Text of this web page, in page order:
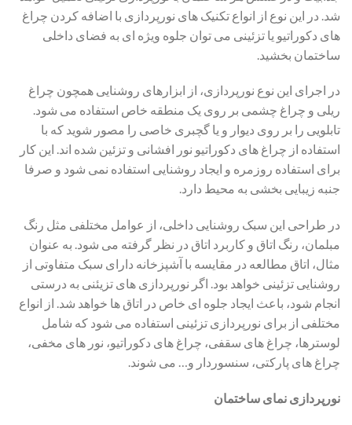
شد. در این نوع از انواع تکنیک های نورپردازی با اضافه کردن چراغ
های دکوراتیو یا تزئینی می توان جلوه ویژه ای به فضای داخلی
ساختمان بخشید.
در اجرای این نوع نورپردازی، از ابزارهای روشنایی همچون چراغ
ریلی و چراغ چشمی بر روی یک منطقه خاص استفاده می شود.
تابلویی را بر روی دیوار و یا گچبری خاصی را مصور شوید که با
استفاده از چراغ های دکوراتیو نور افشانی و تزئین شده اند. این کار
برای استفاده روزمره و ایجاد روشنایی استفاده نمی شود و صرفا
جنبه زیبایی بخشی به محیط دارد.
در طراحی این سبک روشنایی داخلی، از عوامل مختلفی مثل رنگ
مبلمان، رنگ اتاق و کاربرد اتاق در نظر گرفته می شود. به عنوان
مثال، اتاق مطالعه در مقایسه با آشپزخانه دارای سبک متفاوتی از
روشنایی تزئینی خواهد بود. اگر نورپردازی های تزیئنی به درستی
انجام شود، باعث ایجاد جلوه ای خاص در اتاق ها خواهد شد. از انواع
مختلفی از برای نورپردازی تزئینی استفاده می شود که شامل
لوسترها، چراغ های سقفی، چراغ های دکوراتیو، نور های مخفی،
چراغ های پارکتی، سنسوردار و… می شوند.
نورپردازی نمای ساختمان